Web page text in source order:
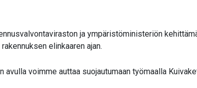
ja ympäristöministeriön
elinkaaren ajan.
voimme auttaa suojautumaan työmaalla